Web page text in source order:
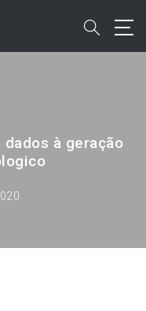
search
à geração